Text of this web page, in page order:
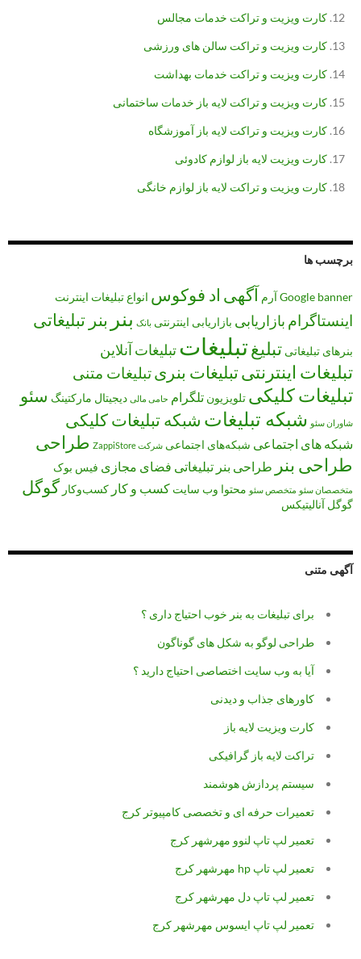
کارت ویزیت و تراکت خدمات مجالس
کارت ویزیت و تراکت سالن های ورزشی
کارت ویزیت و تراکت خدمات بهداشت
کارت ویزیت و تراکت لایه باز خدمات ساختمانی
کارت ویزیت و تراکت لایه باز آموزشگاه
کارت ویزیت لایه باز لوازم کادوئی
کارت ویزیت و تراکت لایه باز لوازم خانگی
برچسب ها
banner
Googleآرم آگهی اد فوکوس انواع تبلیغات اینترنت
اینستاگرام بازاریابی بازاریابی اینترنتی بانک بنر بنر تبلیغاتی
بنرهای تبلیغاتی تبلیغتبلیغاتتبلیغات آنلاین
تبلیغات اینترنتیتبلیغات بنریتبلیغات متنی
تبلیغات کلیکی تلویزیون تلگرام حامی مالی دیجیتال مارکتینگ سئو
شاوران سئو شبکه تبلیغات شبکه تبلیغات کلیکی
شبکه های اجتماعی شبکه‌های اجتماعی شرکت ZappiStore
طراحی
طراحی بنر طراحی بنر تبلیغاتی فضای مجازی فیس بوک
متخصصان سئو متخصص سئو محتوا وب سایت کسب و کار کسب‌وکار گوگل
گوگل آنالیتیکس
آگهی متنی
برای تبلیغات به بنر خوب احتیاج داری ؟
طراحی لوگو به شکل های گوناگون
آیا به وب سایت اختصاصی احتیاج دارید ؟
کاورهای جذاب و دیدنی
کارت ویزیت لایه باز
تراکت لایه باز گرافیکی
سیستم پردازش هوشمند
تعمیرات حرفه ای و تخصصی کامپیوتر کرج
تعمیر لپ تاپ لنوو مهرشهر کرج
تعمیر لپ تاپ hp مهرشهر کرج
تعمیر لپ تاپ دل مهرشهر کرج
تعمیر لپ تاپ ایسوس مهرشهر کرج